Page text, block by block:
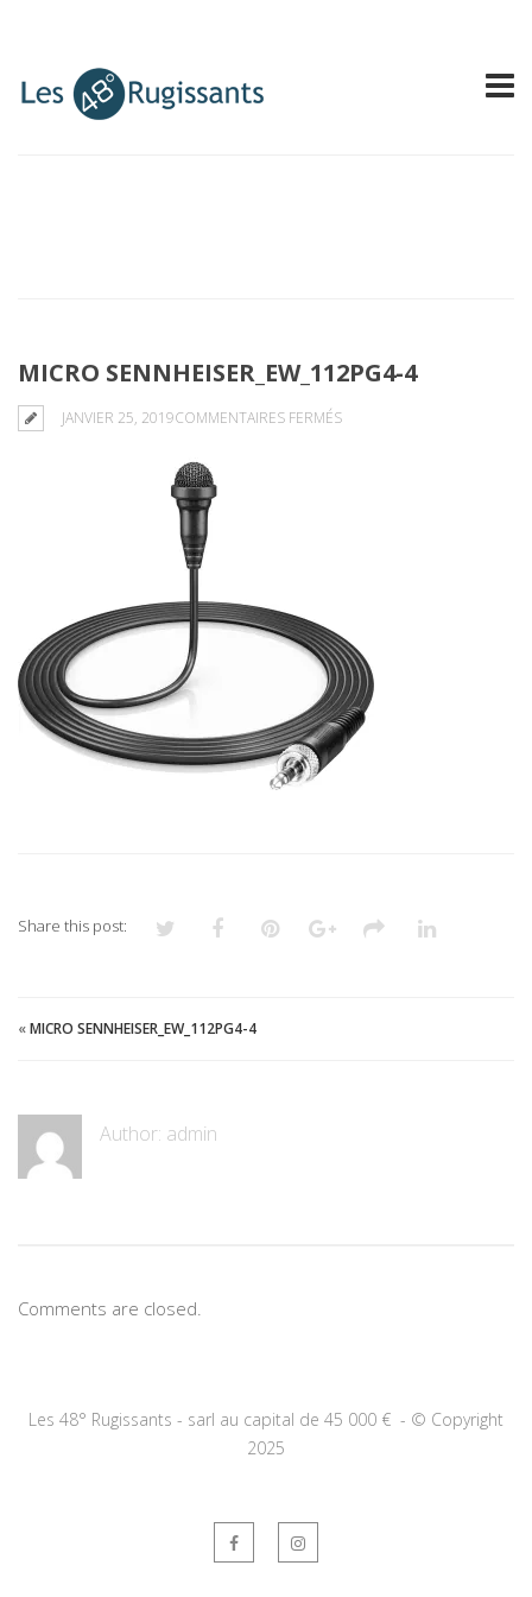
MICRO SENNHEISER_EW_112PG4-4
JANVIER 25, 2019COMMENTAIRES FERMÉSSUR
Share this post:
«MICRO SENNHEISER_EW_112PG4-4
Author: admin
Comments are closed.
Les 48° Rugissants - sarl au capital de 45 000 € - © Copyright
2025